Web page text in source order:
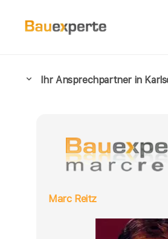
Ihr Ansprechpartner in
Marc Reitz